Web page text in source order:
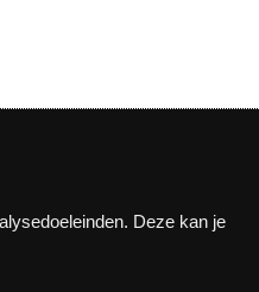
Deze kan je